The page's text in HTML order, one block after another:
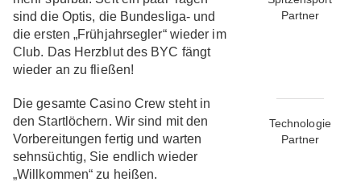
sind die Optis, die Bundesliga- und
die ersten „Frühjahrsegler“ wieder im
Club. Das Herzblut des BYC fängt
wieder an zu fließen!
Die gesamte Casino Crew steht in
den Startlöchern. Wir sind mit den
Vorbereitungen fertig und warten
sehnsüchtig, Sie endlich wieder
„Willkommen“ zu heißen.
Partner
Technologie
Partner